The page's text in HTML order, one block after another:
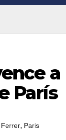
París
Ferrer, Paris